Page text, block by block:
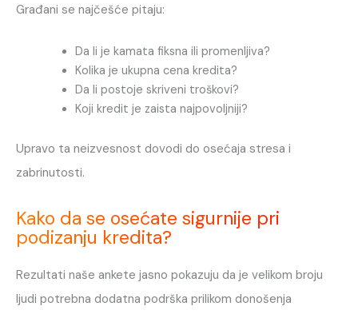
Građani se najčešće pitaju:
Da li je kamata fiksna ili promenljiva?
Kolika je ukupna cena kredita?
Da li postoje skriveni troškovi?
Koji kredit je zaista najpovoljniji?
Upravo ta neizvesnost dovodi do osećaja stresa i
zabrinutosti.
Kako da se osećate sigurnije pri
podizanju kredita?
Rezultati naše ankete jasno pokazuju da je velikom broju
ljudi potrebna dodatna podrška prilikom donošenja